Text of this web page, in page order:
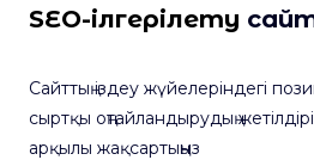
SEO-ілгерілету
Сайттың іздеу жүйелеріндегі
сыртқы оңтайландырудың
арқылы жақсартыңыз